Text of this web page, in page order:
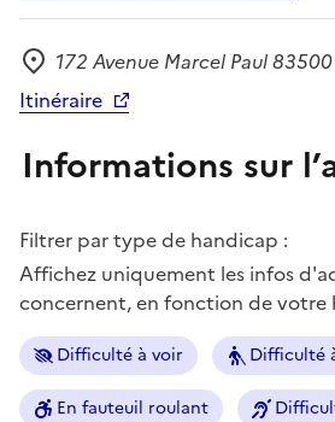
Adresse
172 Avenue Marcel Paul
Itinéraire
Informations sur
Filtrer par type de handicap :
Affichez uniquement les infos
concernent, en fonction de votre
Difficulté à voir Difficulté
En fauteuil roulant